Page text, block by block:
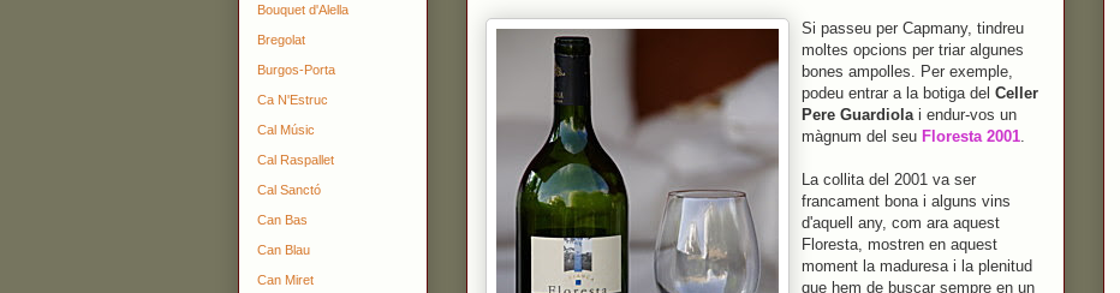
Si passeu per Capmany, tindreu
moltes opcions per triar algunes
bones ampolles. Per exemple,
podeu entrar a la botiga del Celler
Pere Guardiolai endur-vos un
màgnum del seu Floresta 2001.
La collita del 2001 va ser
francament bona i alguns vins
d'aquell any, com ara aquest
Floresta, mostren en aquest
moment la maduresa i la plenitud
que hem de buscar sempre en un
Bouquet d'Alella
Bregolat
Burgos-Porta
Ca N'Estruc
Cal Músic
Cal Raspallet
Cal Sanctó
Can Bas
Can Blau
Can Miret